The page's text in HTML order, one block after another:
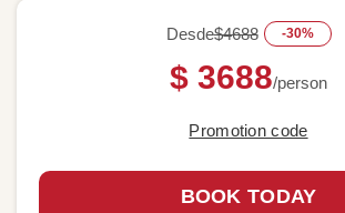
Desde$4688 -30%
$ 3688/person
Promotion code
BOOK TODAY